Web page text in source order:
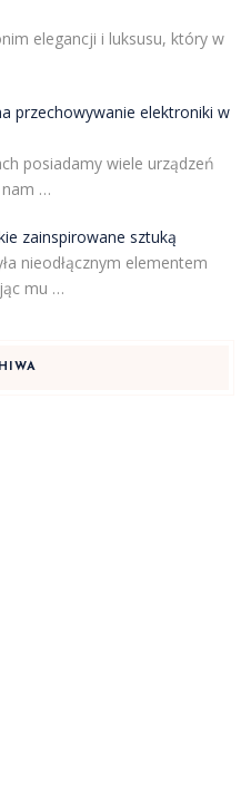
elegancji i luksusu, który w
przechowywanie elektroniki w
posiadamy wiele urządzeń
nam …
zainspirowane sztuką
nieodłącznym elementem
mu …